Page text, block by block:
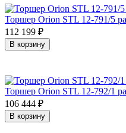
Торшер Orion STL 12-791/5
112 199 ₽
В корзину
Торшер Orion STL 12-792/1
106 444 ₽
В корзину